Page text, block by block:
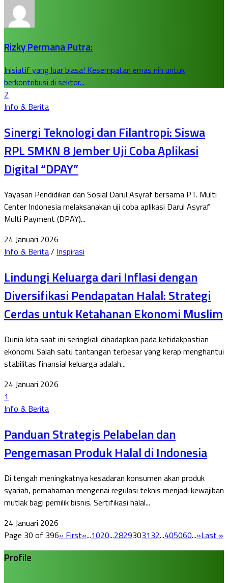
Rizky Permana Putra:
Inisiatif yang luar biasa! Kesempatan emas nih untuk
berkontribusi di sektor...
2
Info & Berita
Sinergi Teknologi dan Filantropi: Siswa
RPL SMKN 8 Jember Uji Coba Aplikasi
Digital “DPAY”
Yayasan Pendidikan dan Sosial Darul Asyraf bersama PT. Multi
Center Indonesia melaksanakan uji coba aplikasi Darul Asyraf
Multi Payment (DPAY)...
24 Januari 2026
Info & Berita/ Inspirasi
Lindungi Keluarga dari Inflasi dengan
Diversifikasi Pendapatan Halal: Strategi
Cerdas untuk Ketahanan Ekonomi Muslim
Dunia kita saat ini seringkali dihadapkan pada ketidakpastian
ekonomi. Salah satu tantangan terbesar yang kerap menghantui
stabilitas finansial keluarga adalah...
24 Januari 2026
1
Info & Berita
Panduan Strategis Pelabelan dan
Pengemasan Produk Halal di Indonesia
Di tengah meningkatnya kesadaran konsumen akan produk
syariah, pemahaman mengenai regulasi teknis menjadi kewajiban
mutlak bagi pemilik bisnis. Sertifikasi halal...
24 Januari 2026
Page 30 of 396« First«...1020...2829303132...405060...»Last »
Profile